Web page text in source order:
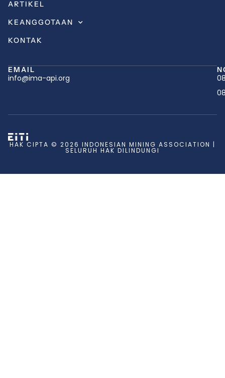
ARTIKEL
KEANGGOTAAN
KONTAK
EMAIL
info@ima-api.org
HAK CIPTA © 2026 INDONESIAN MINING ASSOCIATION |
SELURUH HAK DILINDUNGI